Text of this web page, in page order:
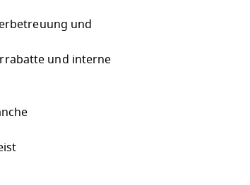
und
und interne